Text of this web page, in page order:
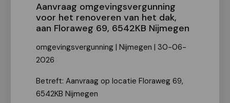
Aanvraag omgevingsvergunning
voor het renoveren van het dak,
aan Floraweg 69, 6542KB Nijmegen
omgevingsvergunning | Nijmegen | 30-06-
2026
Betreft: Aanvraag op locatie Floraweg 69,
6542KB Nijmegen